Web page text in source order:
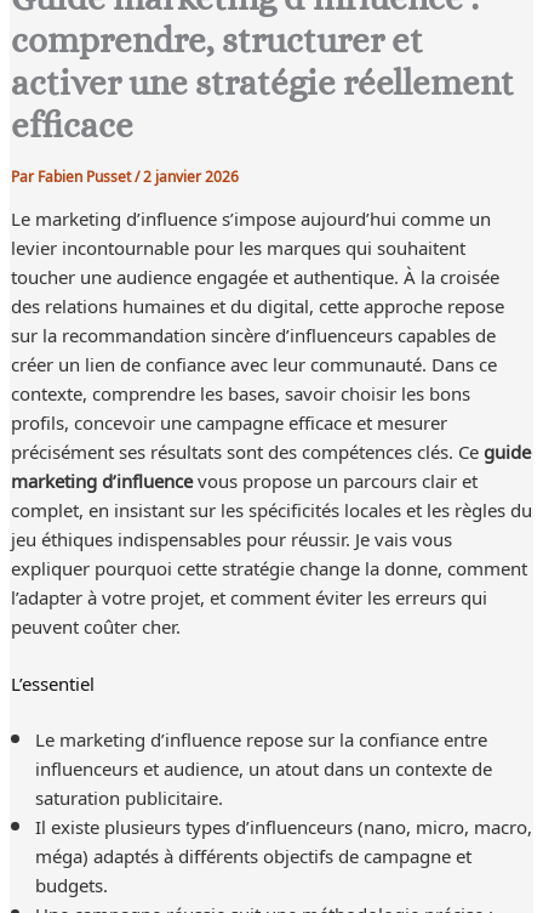
comprendre, structurer et
activer une stratégie réellement
efficace
ParFabien Pusset/2 janvier 2026
Le marketing d’influence s’impose aujourd’hui comme un
levier incontournable pour les marques qui souhaitent
toucher une audience engagée et authentique. À la croisée
des relations humaines et du digital, cette approche repose
sur la recommandation sincère d’influenceurs capables de
créer un lien de confiance avec leur communauté. Dans ce
contexte, comprendre les bases, savoir choisir les bons
profils, concevoir une campagne efficace et mesurer
précisément ses résultats sont des compétences clés. Ceguide
marketing d’influencevous propose un parcours clair et
complet, en insistant sur les spécificités locales et les règles du
jeu éthiques indispensables pour réussir. Je vais vous
expliquer pourquoi cette stratégie change la donne, comment
l’adapter à votre projet, et comment éviter les erreurs qui
peuvent coûter cher.
L’essentiel
Le marketing d’influence repose sur la confiance entre
influenceurs et audience, un atout dans un contexte de
saturation publicitaire.
Il existe plusieurs types d’influenceurs (nano, micro, macro,
méga) adaptés à différents objectifs de campagne et
budgets.